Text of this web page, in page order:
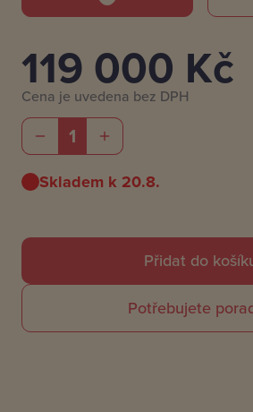
119 000 Kč
Cena je uvedena bez DPH
1
Skladem k 20.8.
Přidat do
Potřebujete